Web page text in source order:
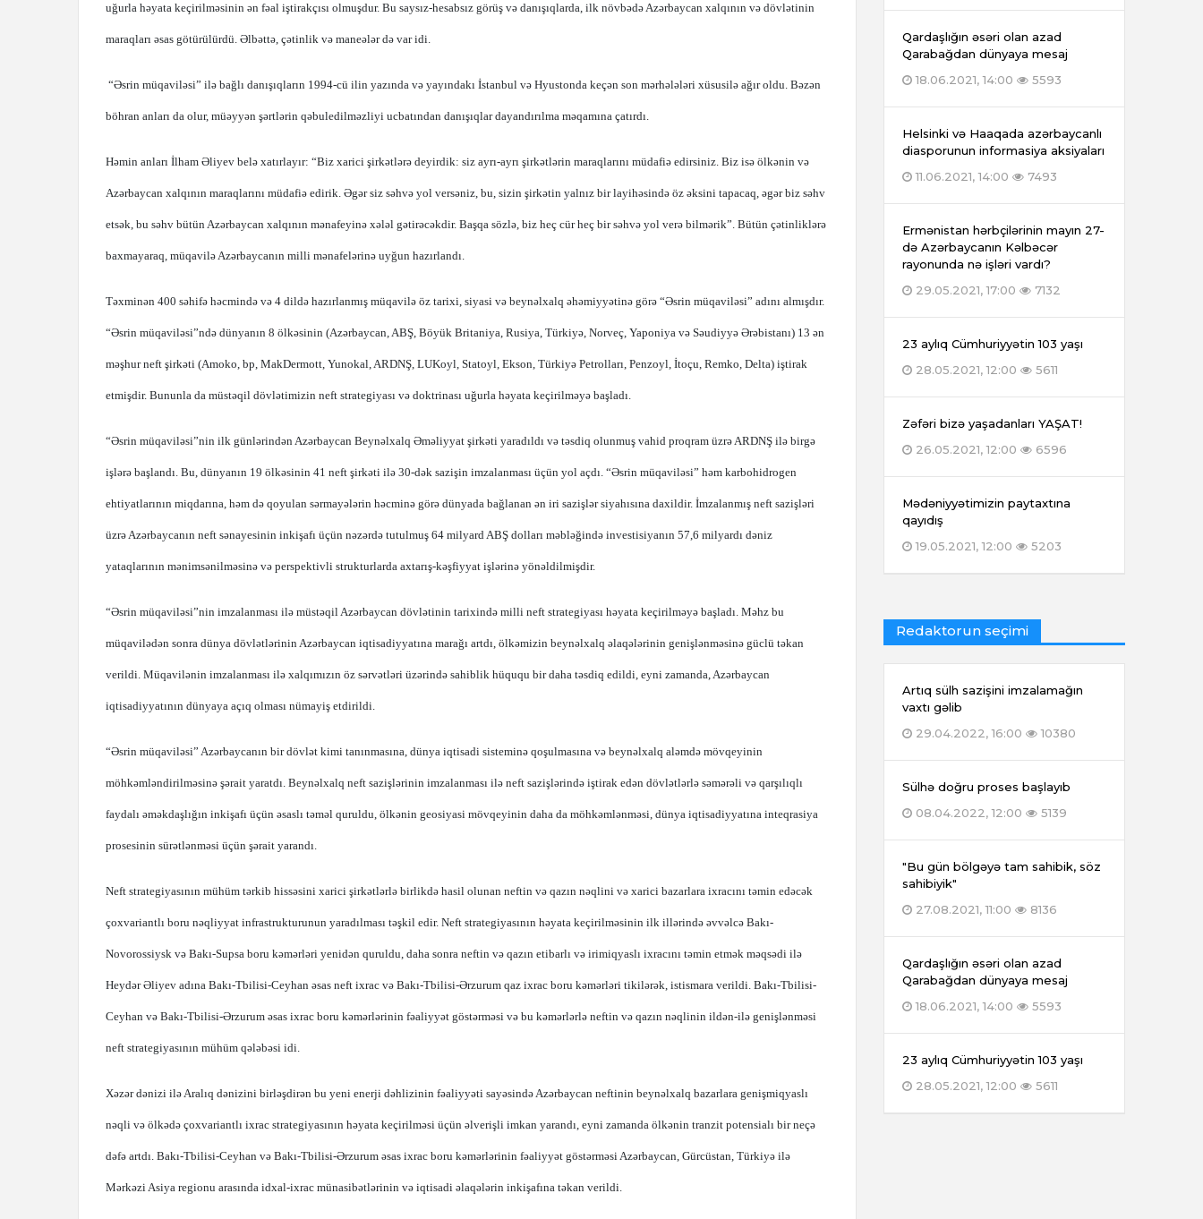
uğurla həyata keçirilməsinin ən fəal iştirakçısı olmuşdur. Bu saysız-hesabsız görüş və danışıqlarda, ilk növbədə Azərbaycan xalqının və dövlətinin
maraqları əsas götürülürdü. Əlbəttə, çətinlik və maneələr də var idi.
“Əsrin müqaviləsi” ilə bağlı danışıqların 1994-cü ilin yazında və yayındakı İstanbul və Hyustonda keçən son mərhələləri xüsusilə ağır oldu. Bəzən
böhran anları da olur, müəyyən şərtlərin qəbuledilməzliyi ucbatından danışıqlar dayandırılma məqamına çatırdı.
Həmin anları İlham Əliyev belə xatırlayır: “Biz xarici şirkətlərə deyirdik: siz ayrı-ayrı şirkətlərin maraqlarını müdafiə edirsiniz. Biz isə ölkənin və
Azərbaycan xalqının maraqlarını müdafiə edirik. Əgər siz səhvə yol versəniz, bu, sizin şirkətin yalnız bir layihəsində öz əksini tapacaq, əgər biz səhv
etsək, bu səhv bütün Azərbaycan xalqının mənafeyinə xələl gətirəcəkdir. Başqa sözlə, biz heç cür heç bir səhvə yol verə bilmərik”. Bütün çətinliklərə
baxmayaraq, müqavilə Azərbaycanın milli mənafelərinə uyğun hazırlandı.
Təxminən 400 səhifə həcmində və 4 dildə hazırlanmış müqavilə öz tarixi, siyasi və beynəlxalq əhəmiyyətinə görə “Əsrin müqaviləsi” adını almışdır.
“Əsrin müqaviləsi”ndə dünyanın 8 ölkəsinin (Azərbaycan, ABŞ, Böyük Britaniya, Rusiya, Türkiyə, Norveç, Yaponiya və Səudiyyə Ərəbistanı) 13 ən
məşhur neft şirkəti (Amoko, bp, MakDermott, Yunokal, ARDNŞ, LUKoyl, Statoyl, Ekson, Türkiyə Petrolları, Penzoyl, İtoçu, Remko, Delta) iştirak
etmişdir. Bununla da müstəqil dövlətimizin neft strategiyası və doktrinası uğurla həyata keçirilməyə başladı.
“Əsrin müqaviləsi”nin ilk günlərindən Azərbaycan Beynəlxalq Əməliyyat şirkəti yaradıldı və təsdiq olunmuş vahid proqram üzrə ARDNŞ ilə birgə
işlərə başlandı. Bu, dünyanın 19 ölkəsinin 41 neft şirkəti ilə 30-dək sazişin imzalanması üçün yol açdı. “Əsrin müqaviləsi” həm karbohidrogen
ehtiyatlarının miqdarına, həm də qoyulan sərmayələrin həcminə görə dünyada bağlanan ən iri sazişlər siyahısına daxildir. İmzalanmış neft sazişləri
üzrə Azərbaycanın neft sənayesinin inkişafı üçün nəzərdə tutulmuş 64 milyard ABŞ dolları məbləğində investisiyanın 57,6 milyardı dəniz
yataqlarının mənimsənilməsinə və perspektivli strukturlarda axtarış-kəşfiyyat işlərinə yönəldilmişdir.
“Əsrin müqaviləsi”nin imzalanması ilə müstəqil Azərbaycan dövlətinin tarixində milli neft strategiyası həyata keçirilməyə başladı. Məhz bu
müqavilədən sonra dünya dövlətlərinin Azərbaycan iqtisadiyyatına marağı artdı, ölkəmizin beynəlxalq əlaqələrinin genişlənməsinə güclü təkan
verildi. Müqavilənin imzalanması ilə xalqımızın öz sərvətləri üzərində sahiblik hüququ bir daha təsdiq edildi, eyni zamanda, Azərbaycan
iqtisadiyyatının dünyaya açıq olması nümayiş etdirildi.
“Əsrin müqaviləsi” Azərbaycanın bir dövlət kimi tanınmasına, dünya iqtisadi sisteminə qoşulmasına və beynəlxalq aləmdə mövqeyinin
möhkəmləndirilməsinə şərait yaratdı. Beynəlxalq neft sazişlərinin imzalanması ilə neft sazişlərində iştirak edən dövlətlərlə səmərəli və qarşılıqlı
faydalı əməkdaşlığın inkişafı üçün əsaslı təməl quruldu, ölkənin geosiyasi mövqeyinin daha da möhkəmlənməsi, dünya iqtisadiyyatına inteqrasiya
prosesinin sürətlənməsi üçün şərait yarandı.
Neft strategiyasının mühüm tərkib hissəsini xarici şirkətlərlə birlikdə hasil olunan neftin və qazın nəqlini və xarici bazarlara ixracını təmin edəcək
çoxvariantlı boru nəqliyyat infrastrukturunun yaradılması təşkil edir. Neft strategiyasının həyata keçirilməsinin ilk illərində əvvəlcə Bakı-
Novorossiysk və Bakı-Supsa boru kəmərləri yenidən quruldu, daha sonra neftin və qazın etibarlı və irimiqyaslı ixracını təmin etmək məqsədi ilə
Heydər Əliyev adına Bakı-Tbilisi-Ceyhan əsas neft ixrac və Bakı-Tbilisi-Ərzurum qaz ixrac boru kəmərləri tikilərək, istismara verildi. Bakı-Tbilisi-
Ceyhan və Bakı-Tbilisi-Ərzurum əsas ixrac boru kəmərlərinin fəaliyyət göstərməsi və bu kəmərlərlə neftin və qazın nəqlinin ildən-ilə genişlənməsi
neft strategiyasının mühüm qələbəsi idi.
Xəzər dənizi ilə Aralıq dənizini birləşdirən bu yeni enerji dəhlizinin fəaliyyəti sayəsində Azərbaycan neftinin beynəlxalq bazarlara genişmiqyaslı
nəqli və ölkədə çoxvariantlı ixrac strategiyasının həyata keçirilməsi üçün əlverişli imkan yarandı, eyni zamanda ölkənin tranzit potensialı bir neçə
dəfə artdı. Bakı-Tbilisi-Ceyhan və Bakı-Tbilisi-Ərzurum əsas ixrac boru kəmərlərinin fəaliyyət göstərməsi Azərbaycan, Gürcüstan, Türkiyə ilə
Mərkəzi Asiya regionu arasında idxal-ixrac münasibətlərinin və iqtisadi əlaqələrin inkişafına təkan verildi.
Qardaşlığın əsəri olan azad
Qarabağdan dünyaya mesaj
18.06.2021, 14:00
5593
Helsinki və Haaqada azərbaycanlı
diasporunun informasiya aksiyaları
11.06.2021, 14:00
7493
Ermənistan hərbçilərinin mayın 27-
də Azərbaycanın Kəlbəcər
rayonunda nə işləri vardı?
29.05.2021, 17:00
7132
23 aylıq Cümhuriyyətin 103 yaşı
28.05.2021, 12:00
5611
Zəfəri bizə yaşadanları YAŞAT!
26.05.2021, 12:00
6596
Mədəniyyətimizin paytaxtına
qayıdış
19.05.2021, 12:00
5203
Redaktorun seçimi
Artıq sülh sazişini imzalamağın
vaxtı gəlib
29.04.2022, 16:00
10380
Sülhə doğru proses başlayıb
08.04.2022, 12:00
5139
"Bu gün bölgəyə tam sahibik, söz
sahibiyik"
27.08.2021, 11:00
8136
Qardaşlığın əsəri olan azad
Qarabağdan dünyaya mesaj
18.06.2021, 14:00
5593
23 aylıq Cümhuriyyətin 103 yaşı
28.05.2021, 12:00
5611